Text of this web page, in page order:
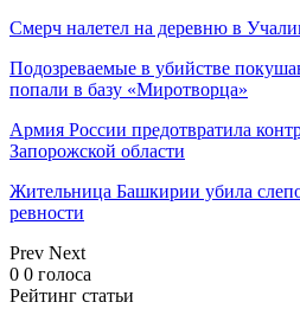
Смерч налетел на деревню в
Подозреваемые в убийстве
попали в базу «Миротворца»
Армия России предотвратила
Запорожской области
Жительница Башкирии убила
ревности
Prev Next
0 0 голоса
Рейтинг статьи